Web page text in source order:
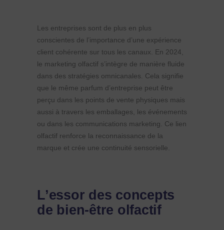
Les entreprises sont de plus en plus
conscientes de l’importance d’une expérience
client cohérente sur tous les canaux. En 2024,
le marketing olfactif s’intègre de manière fluide
dans des stratégies omnicanales. Cela signifie
que le même parfum d’entreprise peut être
perçu dans les points de vente physiques mais
aussi à travers les emballages, les événements
ou dans les communications marketing. Ce lien
olfactif renforce la reconnaissance de la
marque et crée une continuité sensorielle.
L’essor des concepts
de bien-être olfactif